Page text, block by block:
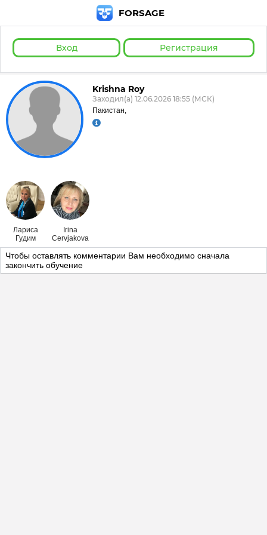
FORSAGE
Вход Регистрация
Krishna Roy
Заходил(а) 12.06.2026 18:55 (МСК)
Пакистан,
Лариса
Гудим
Irina
Cervjakova
Чтобы оставлять комментарии Вам необходимо сначала
закончить обучение